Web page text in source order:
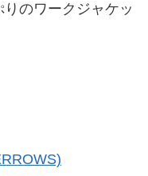
のワークジャケッ